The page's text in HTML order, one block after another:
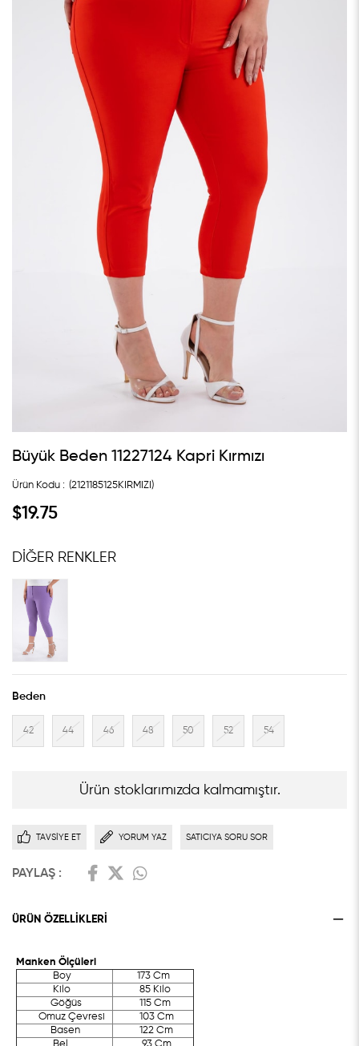
Büyük Beden 11227124 Kapri Kırmızı
(2121185125KIRMIZI)
$19.75
DIĞER RENKLER
Beden
42 44 46 48 50 52 54
Ürün stoklarımızda kalmamıştır.
TAVSIYE ET YORUM YAZ SATICIYA SORU SOR
PAYLAŞ :
ÜRÜN ÖZELLIKLERI
Manken Ölçüleri
Boy
173 Cm
Kilo
85 Kilo
Göğüs
115 Cm
Omuz Çevresi
103 Cm
Basen
122 Cm